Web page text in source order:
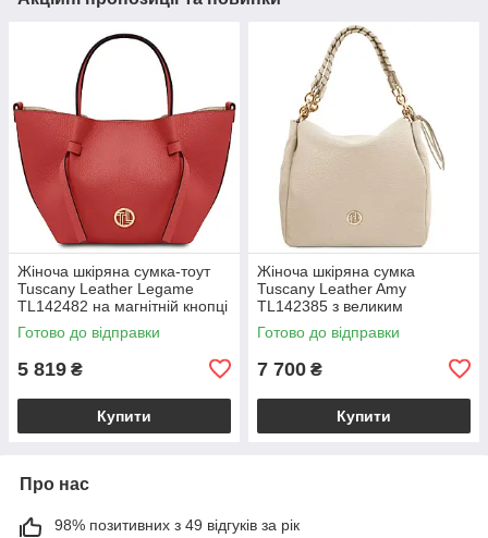
Жіноча шкіряна сумка-тоут
Tuscany Leather Legame
TL142482 на магнітній кнопці
з плечовим ременем,
коралова BS2482_1_105
Готово до відправки
5 819 ₴
Купити
Жіноча шкіряна сумка
Tuscany Leather Amy
TL142385 з великим
відділенням і плечовим
ременем, бежева
Готово до відправки
7 700 ₴
Купити
Про нас
98% позитивних з 49 відгуків за рік